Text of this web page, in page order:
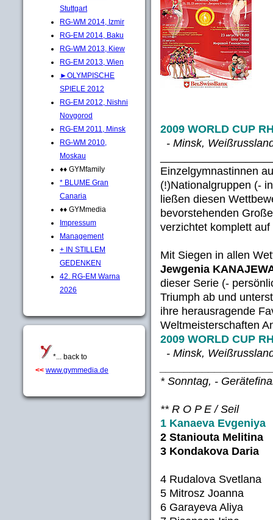
Stuttgart
RG-WM 2014, Izmir
RG-EM 2014, Baku
RG-WM 2013, Kiew
RG-EM 2013, Wien
►OLYMPISCHE
SPIELE 2012
RG-EM 2012, Nishni
Novgorod
RG-EM 2011, Minsk
RG-WM 2010,
Moskau
♦♦ GYMfamily
* BLUME Gran
Canaria
♦♦ GYMmedia
Impressum
Management
+ IN STILLEM
GEDENKEN
42. RG-EM Warna
2026
*... back to
<< www.gymmedia.de
2009 WORLD CUP
- Minsk,
Einzelgymnastinnen
(!)Nationalgruppen (-
ließen diesen
bevorstehenden
verzichtet komplett
Mit Siegen in allen
Jewgenia
dieser Serie (-
Triumph ab und
ihre herausragende
Weltmeisterschaften
2009 WORLD CUP
- Minsk,
* Sonntag, -
** R O P E / Seil
1 Kanaeva
2 Staniouta
3 Kondakova Daria
4 Rudalova
5 Mitrosz Joanna
6 Garayeva Aliya